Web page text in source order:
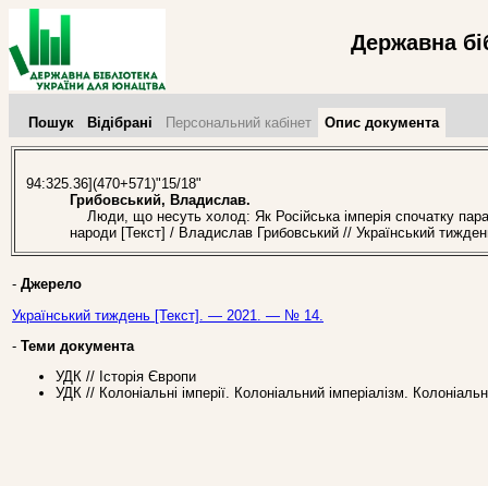
Державна
Пошук Відібрані Персональний кабінет Опис документа
94:325.36](470+571)"15/18"
Грибовський, Владислав.
Люди, що несуть холод: Як Російська імперія спочатку
народи [Текст] / Владислав Грибовський // Український
- Джерело
Український тиждень [Текст]. — 2021. — № 14.
- Теми документа
УДК // Історія Європи
УДК // Колоніальні імперії. Колоніальний імперіалізм.